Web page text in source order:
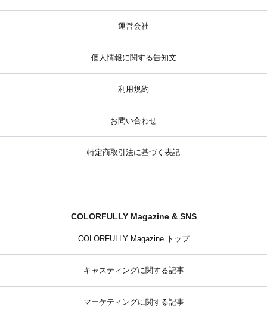
運営会社
個人情報に関する告知文
利用規約
お問い合わせ
特定商取引法に基づく表記
COLORFULLY Magazine & SNS
COLORFULLY Magazine トップ
キャスティングに関する記事
マーケティングに関する記事